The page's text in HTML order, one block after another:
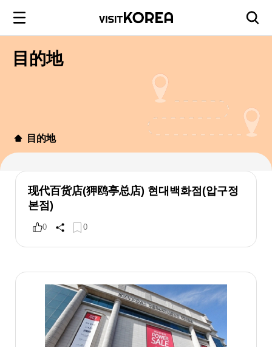
目的地
目的地
现代百货店(狎鸥亭总店) 현대백화점(압구정
본점)
0 0